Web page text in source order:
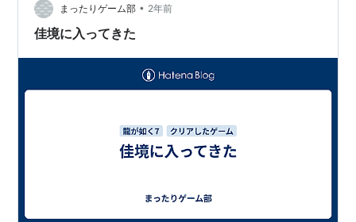
スポットを当てます☺ できれば8のも…
まったりゲーム部 • 2年前
佳境に入ってきた